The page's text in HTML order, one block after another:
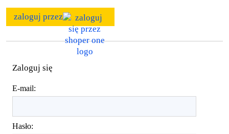
zaloguj przez
Zaloguj się
E-mail:
Hasło: